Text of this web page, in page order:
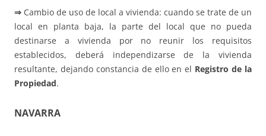
⇒ Cambio de uso de local a vivienda: cuando se trate de un
local en planta baja, la parte del local que no pueda
destinarse a vivienda por no reunir los requisitos
establecidos, deberá independizarse de la vivienda
resultante, dejando constancia de ello en el Registro de la
Propiedad.
NAVARRA